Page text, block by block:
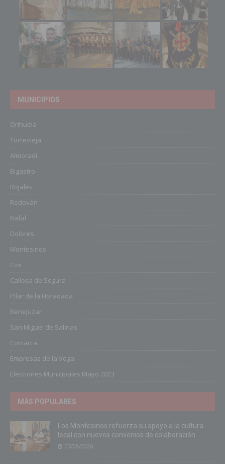
MUNICIPIOS
Orihuela
Torrevieja
Almoradí
Bigastro
Rojales
Redován
Rafal
Dolores
Montesinos
Cox
Callosa de Segura
Pilar de la Horadada
Benejuzar
San Miguel de Salinas
Comarca
Empresas de la Vega
Elecciones Municipales Mayo 2023
MÁS POPULARES
Los Montesinos refuerza su apoyo a la cultura
local con nuevos convenios de colaboración
07/08/2026